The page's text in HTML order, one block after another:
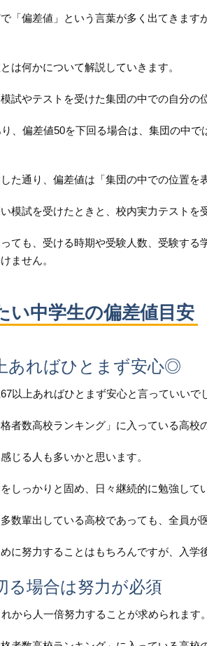
「偏差値」という言葉が多く出てきま
は何かについて解説していきます。
試やテストを受けた集団の中での自分の
、偏差値50を下回る場合は、集団の中
た通り、偏差値は「集団の中での位置を
模試を受けたときと、校内実力テスト
ても、受ける時期や受験人数、受験す
ません。
い中学生の偏差値目安
あればひとまず安心◎
以上あればひとまず安心と言っていいで
者数高校ランキング」に入っている高校
じる人も多いかと思います。
しっかりと固め、日々継続的に勉強して
数輩出している高校であっても、全員が
に努力することはもちろんですが、入学
る場合は努力が必須
から人一倍努力することが求められます。